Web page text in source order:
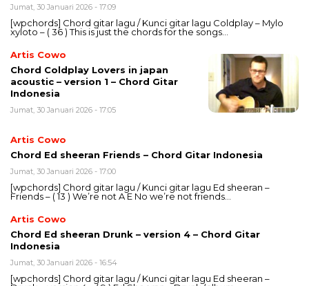
Jumat, 30 Januari 2026 - 17:09
[wpchords] Chord gitar lagu / Kunci gitar lagu Coldplay – Mylo
xyloto – ( 36 ) This is just the chords for the songs…
Artis Cowo
Chord Coldplay Lovers in japan
acoustic – version 1 – Chord Gitar
Indonesia
Jumat, 30 Januari 2026 - 17:05
Artis Cowo
Chord Ed sheeran Friends – Chord Gitar Indonesia
Jumat, 30 Januari 2026 - 17:00
[wpchords] Chord gitar lagu / Kunci gitar lagu Ed sheeran –
Friends – ( 13 ) We’re not A E No we’re not friends…
Artis Cowo
Chord Ed sheeran Drunk – version 4 – Chord Gitar
Indonesia
Jumat, 30 Januari 2026 - 16:54
[wpchords] Chord gitar lagu / Kunci gitar lagu Ed sheeran –